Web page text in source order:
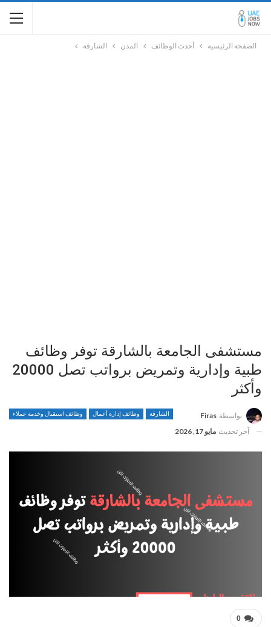
الصفحة الرئيسية أحدث الوظائف المدن الشارقة
مستشفى الجامعة بالشارقة توفر وظائف
طبية وإدارية وتمريض برواتب تصل 20000
وأكثر
الشارقة وظائف إدارة أعمال وظائف استقبال وخدمة عملاء بواسطة Firas
آخر تحديث مايو 17, 2026
0